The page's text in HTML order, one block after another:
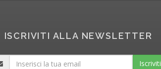
ISCRIVITI ALLA NEWSLETTER
Iscriviti